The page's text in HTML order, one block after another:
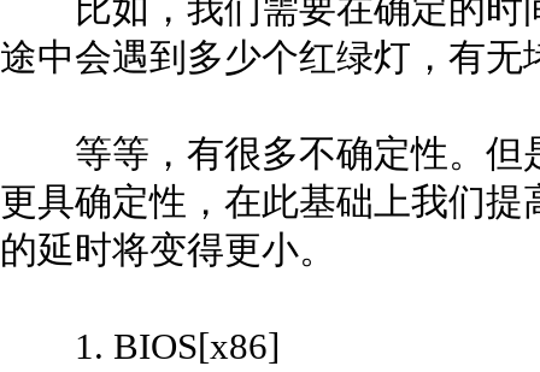
比如，我们需要在确定的时
途中会遇到多少个红绿灯，有无
等等，有很多不确定性。但
更具确定性，在此基础上我们
的延时将变得更小。
1. BIOS[x86]